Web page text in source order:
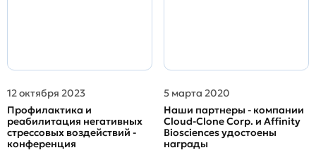
12 октября 2023
Профилактика и
реабилитация негативных
стрессовых воздействий -
конференция
5 марта 2020
Наши партнеры - компании
Cloud-Clone Corp. и Affinity
Biosciences удостоены
награды